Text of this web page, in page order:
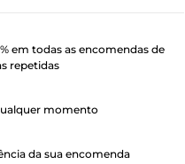
em todas as encomendas de
repetidas
momento
da sua encomenda